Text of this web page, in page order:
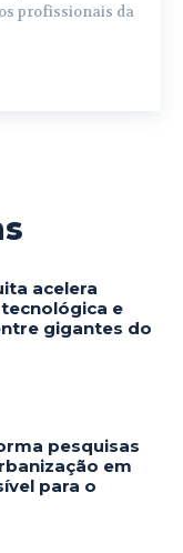
profissionais da
acelera
e
gigantes do
pesquisas
em
para o